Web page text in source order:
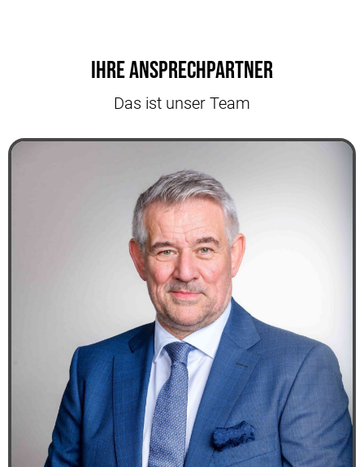
Ihre Ansprechpartner
Das ist unser Team